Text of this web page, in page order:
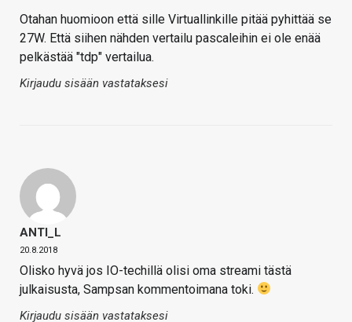
Otahan huomioon että sille Virtuallinkille pitää pyhittää se
27W. Että siihen nähden vertailu pascaleihin ei ole enää
pelkästää "tdp" vertailua.
Kirjaudu sisään vastataksesi
ANTI_L
20.8.2018
Olisko hyvä jos IO-techillä olisi oma streami tästä
julkaisusta, Sampsan kommentoimana toki.
Kirjaudu sisään vastataksesi